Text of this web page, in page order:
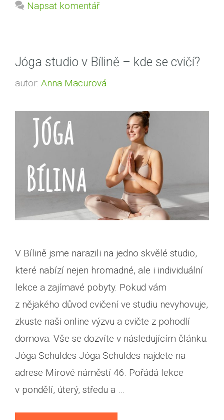
Napsat komentář
Jóga studio v Bílině – kde se cvičí?
autor: Anna Macurová
V Bílině jsme narazili na jedno skvělé studio,
které nabízí nejen hromadné, ale i individuální
lekce a zajímavé pobyty. Pokud vám
z nějakého důvod cvičení ve studiu nevyhovuje,
zkuste naši online výzvu a cvičte z pohodlí
domova. Vše se dozvíte v následujícím článku.
Jóga Schuldes Jóga Schuldes najdete na
adrese Mírové náměstí 46. Pořádá lekce
v pondělí, úterý, středu a …